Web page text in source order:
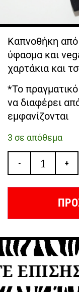
Καπνοθήκη
ύφασμα και
χαρτάκια και
*Το
να διαφέρει
εμφανίζονται
3 σε απόθεμα
- +
ΕΠΙΣΗΣ